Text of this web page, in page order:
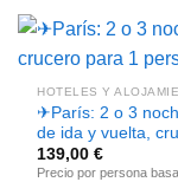
HOTELES Y
✈París: 2 o 3
de ida y vuelta,
139,00€
Precio por persona